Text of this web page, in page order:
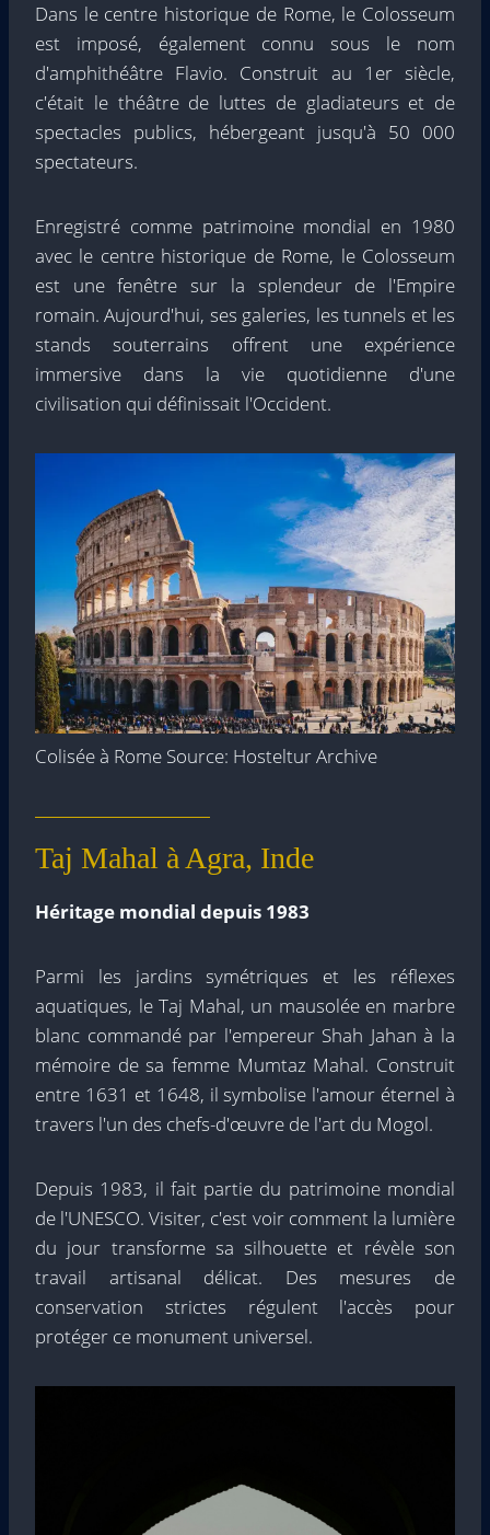
Dans le centre historique de Rome, le Colosseum
est imposé, également connu sous le nom
d'amphithéâtre Flavio. Construit au 1er siècle,
c'était le théâtre de luttes de gladiateurs et de
spectacles publics, hébergeant jusqu'à 50 000
spectateurs.
Enregistré comme patrimoine mondial en 1980
avec le centre historique de Rome, le Colosseum
est une fenêtre sur la splendeur de l'Empire
romain. Aujourd'hui, ses galeries, les tunnels et les
stands souterrains offrent une expérience
immersive dans la vie quotidienne d'une
civilisation qui définissait l'Occident.
Colisée à Rome Source: Hosteltur Archive
Taj Mahal à Agra, Inde
Héritage mondial depuis 1983
Parmi les jardins symétriques et les réflexes
aquatiques, le Taj Mahal, un mausolée en marbre
blanc commandé par l'empereur Shah Jahan à la
mémoire de sa femme Mumtaz Mahal. Construit
entre 1631 et 1648, il symbolise l'amour éternel à
travers l'un des chefs-d'œuvre de l'art du Mogol.
Depuis 1983, il fait partie du patrimoine mondial
de l'UNESCO. Visiter, c'est voir comment la lumière
du jour transforme sa silhouette et révèle son
travail artisanal délicat. Des mesures de
conservation strictes régulent l'accès pour
protéger ce monument universel.